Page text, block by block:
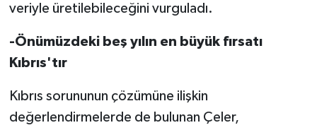
veriyle üretilebileceğini vurguladı.
-Önümüzdeki beş yılın en büyük fırsatı
Kıbrıs'tır
Kıbrıs sorununun çözümüne ilişkin
değerlendirmelerde de bulunan Çeler,